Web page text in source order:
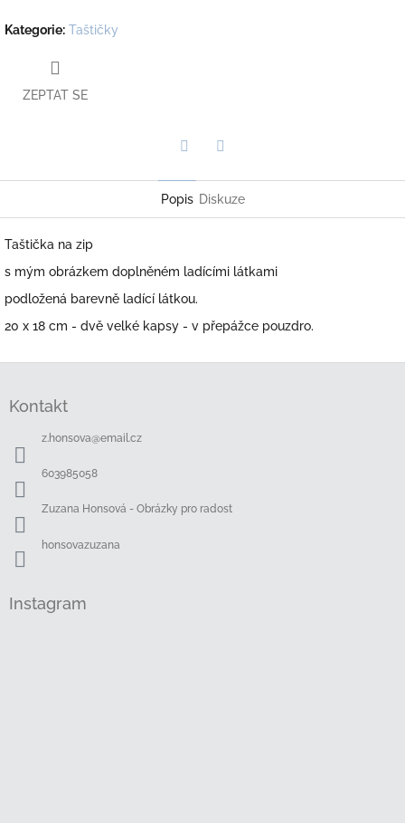
Kategorie: Taštičky
ZEPTAT SE
Popis Diskuze
Taštička na zip
s mým obrázkem doplněném ladícími látkami
podložená barevně ladící látkou.
20 x 18 cm - dvě velké kapsy - v přepážce pouzdro.
Kontakt
z.honsova@email.cz
603985058
Zuzana Honsová - Obrázky pro radost
honsovazuzana
Instagram